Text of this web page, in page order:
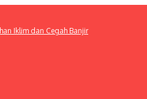
Iklim dan Cegah Banjir